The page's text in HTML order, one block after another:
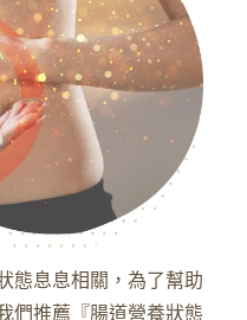
態息息相關，為了幫助
們推薦『腸道營養狀態